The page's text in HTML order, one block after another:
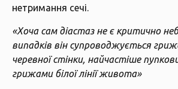
нетримання сечі.
«Хоча сам діастаз не є критично
випадків він супроводжується
черевної стінки, найчастіше
грижами білої лінії живота»